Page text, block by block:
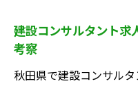
めの条件
のポイント
建設コンサルタント求
考察
秋田県で建設コンサル